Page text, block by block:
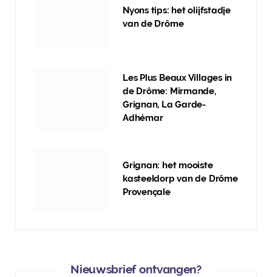
Nyons tips: het olijfstadje
van de Drôme
Les Plus Beaux Villages in
de Drôme: Mirmande,
Grignan, La Garde-
Adhémar
Grignan: het mooiste
kasteeldorp van de Drôme
Provençale
Nieuwsbrief ontvangen?